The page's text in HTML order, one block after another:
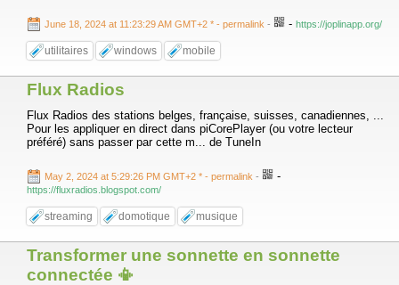
June 18, 2024 at 11:23:29 AM GMT+2 * - permalink - - https://joplinapp.org/
utilitaires windows mobile
Flux Radios
Flux Radios des stations belges, française, suisses, canadiennes, ...
Pour les appliquer en direct dans piCorePlayer (ou votre lecteur
préféré) sans passer par cette m... de TuneIn
May 2, 2024 at 5:29:26 PM GMT+2 * - permalink - -
https://fluxradios.blogspot.com/
streaming domotique musique
Transformer une sonnette en sonnette
connectée 📳